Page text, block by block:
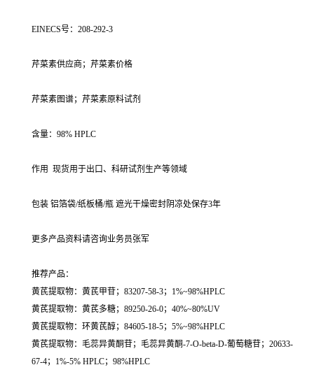
EINECS号：208-292-3
芹菜素供应商；芹菜素价格
芹菜素图谱；芹菜素原料试剂
含量：98% HPLC
作用 现货用于出口、科研试剂生产等领域
包装 铝箔袋/纸板桶/瓶 遮光干燥密封阴凉处保存3年
更多产品资料请咨询业务员张军
推荐产品：
黄芪提取物：黄芪甲苷；83207-58-3；1%~98%HPLC
黄芪提取物：黄芪多糖；89250-26-0；40%~80%UV
黄芪提取物：环黄芪醇；84605-18-5；5%~98%HPLC
黄芪提取物：毛蕊异黄酮苷；毛蕊异黄酮-7-O-beta-D-葡萄糖苷；20633-
67-4；1%-5% HPLC；98%HPLC